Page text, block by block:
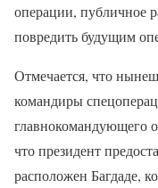
операции, публичное
повредить будущим
Отмечается, что
командиры
главнокомандующего
что президент
расположен Багдаде,